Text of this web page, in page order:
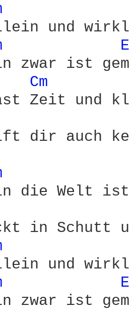
und
zwar ist
Cm
Zeit und
dir auch
die Welt
in Schutt
und
zwar ist